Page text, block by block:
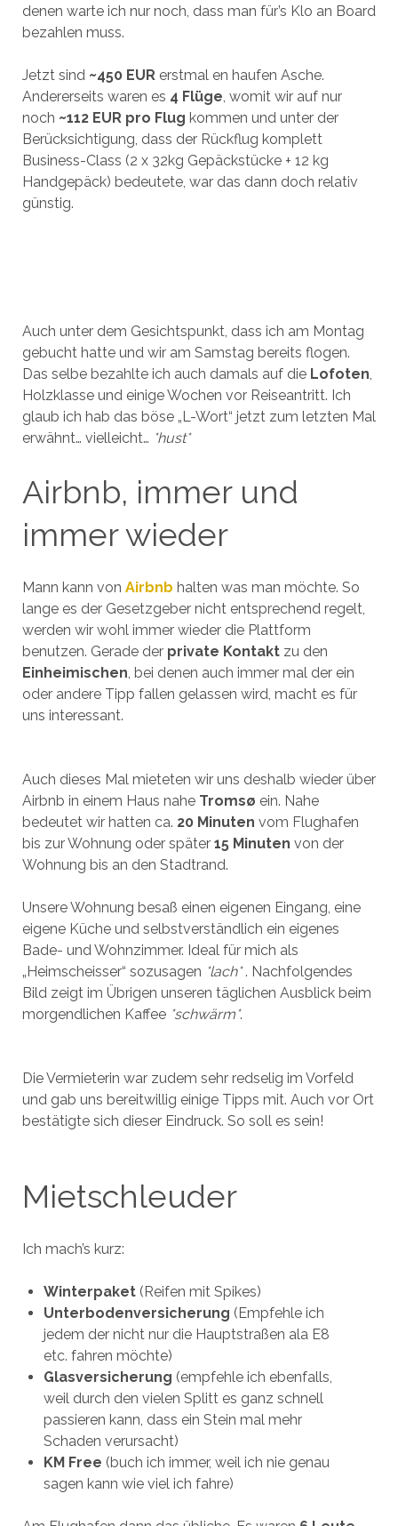
denen warte ich nur noch, dass man für’s Klo an Board
bezahlen muss.
Jetzt sind ~450 EURerstmal en haufen Asche.
Andererseits waren es 4 Flüge, womit wir auf nur
noch ~112 EUR pro Flug kommen und unter der
Berücksichtigung, dass der Rückflug komplett
Business-Class (2 x 32kg Gepäckstücke + 12 kg
Handgepäck) bedeutete, war das dann doch relativ
günstig.
Auch unter dem Gesichtspunkt, dass ich am Montag
gebucht hatte und wir am Samstag bereits flogen.
Das selbe bezahlte ich auch damals auf die Lofoten,
Holzklasse und einige Wochen vor Reiseantritt. Ich
glaub ich hab das böse „L-Wort“ jetzt zum letzten Mal
erwähnt… vielleicht… *hust*
Airbnb, immer und
immer wieder
Mann kann von Airbnb halten was man möchte. So
lange es der Gesetzgeber nicht entsprechend regelt,
werden wir wohl immer wieder die Plattform
benutzen. Gerade der private Kontaktzu den
Einheimischen, bei denen auch immer mal der ein
oder andere Tipp fallen gelassen wird, macht es für
uns interessant.
Auch dieses Mal mieteten wir uns deshalb wieder über
Airbnb in einem Haus nahe Tromsø ein. Nahe
bedeutet wir hatten ca. 20 Minuten vom Flughafen
bis zur Wohnung oder später 15 Minuten von der
Wohnung bis an den Stadtrand.
Unsere Wohnung besaß einen eigenen Eingang, eine
eigene Küche und selbstverständlich ein eigenes
Bade- und Wohnzimmer. Ideal für mich als
„Heimscheisser“ sozusagen *lach*. Nachfolgendes
Bild zeigt im Übrigen unseren täglichen Ausblick beim
morgendlichen Kaffee *schwärm*.
Die Vermieterin war zudem sehr redselig im Vorfeld
und gab uns bereitwillig einige Tipps mit. Auch vor Ort
bestätigte sich dieser Eindruck. So soll es sein!
Mietschleuder
Ich mach’s kurz:
Winterpaket(Reifen mit Spikes)
Unterbodenversicherung (Empfehle ich
jedem der nicht nur die Hauptstraßen ala E8
etc. fahren möchte)
Glasversicherung (empfehle ich ebenfalls,
weil durch den vielen Splitt es ganz schnell
passieren kann, dass ein Stein mal mehr
Schaden verursacht)
KM Free (buch ich immer, weil ich nie genau
sagen kann wie viel ich fahre)